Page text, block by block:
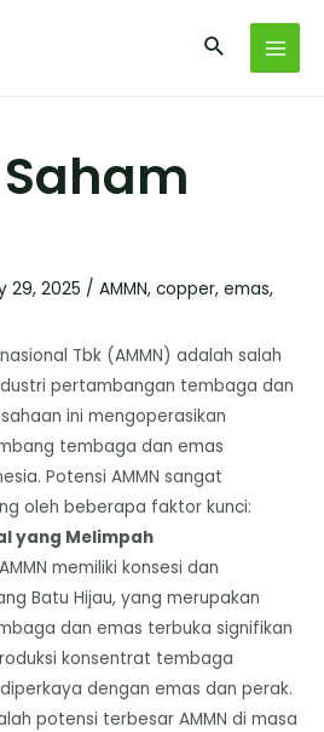
29, 2025 /AMMN,copper,emas,
Tbk (AMMN) adalah salah
pertambangan tembaga dan
ini mengoperasikan
tembaga dan emas
Potensi AMMN sangat
oleh beberapa faktor kunci:
yang Melimpah
AMMN memiliki konsesi dan
Batu Hijau, yang merupakan
dan emas terbuka signifikan
konsentrat tembaga
dengan emas dan perak.
potensi terbesar AMMN di masa